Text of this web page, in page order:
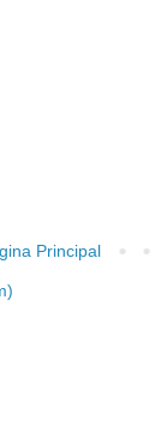
Principal